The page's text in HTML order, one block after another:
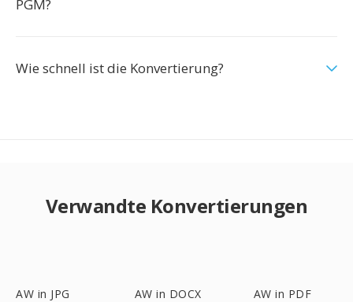
PGM?
Wie schnell ist die Konvertierung?
Verwandte Konvertierungen
AW in JPG AW in DOCX AW in PDF